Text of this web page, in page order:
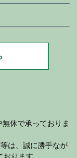
休で承っておりま
は、誠に勝手なが
ります。